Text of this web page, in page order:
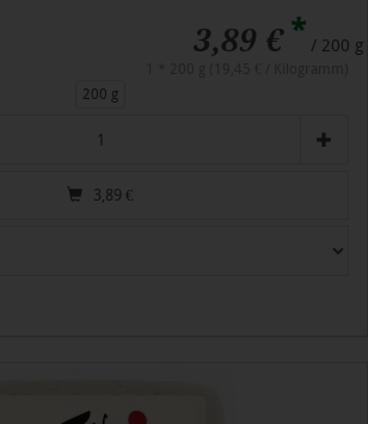
3,89 €* / 200 g
200 g
3,89 €